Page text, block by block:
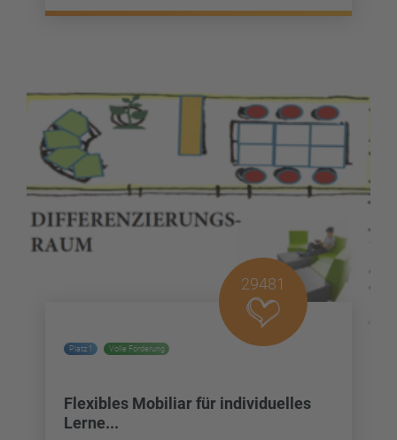
29481
Platz 1 Volle Förderung
Flexibles Mobiliar für individuelles
Lerne...